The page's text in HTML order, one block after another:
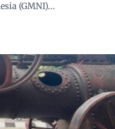
(GMNI)...